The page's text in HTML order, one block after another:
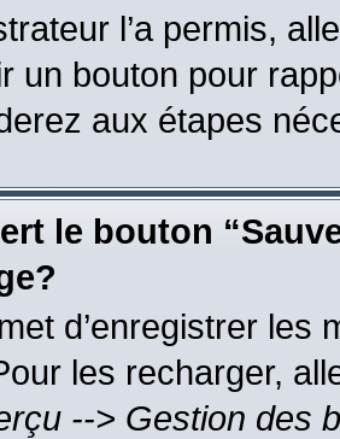
l’a permis,
un bouton pour
aux étapes
le bouton
d’enregistrer les
les recharger,
--> Gestion des